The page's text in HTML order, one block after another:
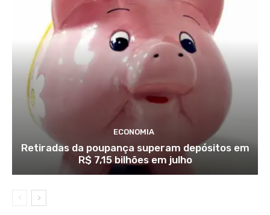
ECONOMIA
Retiradas da poupança superam depósitos em
R$ 7,15 bilhões em julho